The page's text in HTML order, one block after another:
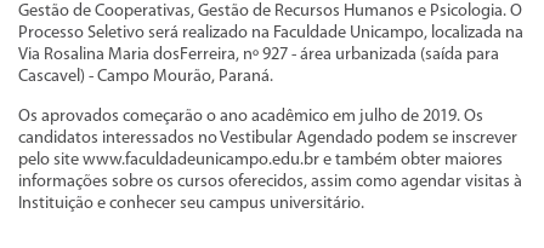
Gestão de Cooperativas, Gestão de Recursos Humanos e Psicologia. O
Processo Seletivo será realizado na Faculdade Unicampo, localizada na
Via Rosalina Maria dosFerreira, nº 927 - área urbanizada (saída para
Cascavel) - Campo Mourão, Paraná.
Os aprovados começarão o ano acadêmico em julho de 2019. Os
candidatos interessados no Vestibular Agendado podem se inscrever
pelo site www.faculdadeunicampo.edu.br e também obter maiores
informações sobre os cursos oferecidos, assim como agendar visitas à
Instituição e conhecer seu campus universitário.